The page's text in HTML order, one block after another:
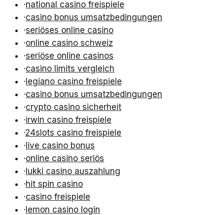
·national casino freispiele
·casino bonus umsatzbedingungen
·seriöses online casino
·online casino schweiz
·seriöse online casinos
·casino limits vergleich
·legiano casino freispiele
·casino bonus umsatzbedingungen
·crypto casino sicherheit
·irwin casino freispiele
·24slots casino freispiele
·live casino bonus
·online casino seriös
·lukki casino auszahlung
·hit spin casino
·casino freispiele
·lemon casino login